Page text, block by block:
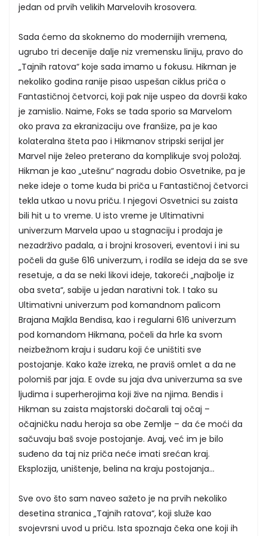
jedan od prvih velikih Marvelovih krosovera.
Sada ćemo da skoknemo do modernijih vremena,
ugrubo tri decenije dalje niz vremensku liniju, pravo do
„Tajnih ratova“ koje sada imamo u fokusu. Hikman je
nekoliko godina ranije pisao uspešan ciklus priča o
Fantastičnoj četvorci, koji pak nije uspeo da dovrši kako
je zamislio. Naime, Foks se tada sporio sa Marvelom
oko prava za ekranizaciju ove franšize, pa je kao
kolateralna šteta pao i Hikmanov stripski serijal jer
Marvel nije želeo preterano da komplikuje svoj položaj.
Hikman je kao „utešnu“ nagradu dobio Osvetnike, pa je
neke ideje o tome kuda bi priča u Fantastičnoj četvorci
tekla utkao u novu priču. I njegovi Osvetnici su zaista
bili hit u to vreme. U isto vreme je Ultimativni
univerzum Marvela upao u stagnaciju i prodaja je
nezadrživo padala, a i brojni krosoveri, eventovi i ini su
počeli da guše 616 univerzum, i rodila se ideja da se sve
resetuje, a da se neki likovi ideje, takoreći „najbolje iz
oba sveta“, sabije u jedan narativni tok. I tako su
Ultimativni univerzum pod komandnom palicom
Brajana Majkla Bendisa, kao i regularni 616 univerzum
pod komandom Hikmana, počeli da hrle ka svom
neizbežnom kraju i sudaru koji će uništiti sve
postojanje. Kako kaže izreka, ne praviš omlet a da ne
polomiš par jaja. E ovde su jaja dva univerzuma sa sve
ljudima i superherojima koji žive na njima. Bendis i
Hikman su zaista majstorski dočarali taj očaj –
očajničku nadu heroja sa obe Zemlje – da će moći da
sačuvaju baš svoje postojanje. Avaj, već im je bilo
suđeno da taj niz priča neće imati srećan kraj.
Eksplozija, uništenje, belina na kraju postojanja...
Sve ovo što sam naveo sažeto je na prvih nekoliko
desetina stranica „Tajnih ratova“, koji služe kao
svojevrsni uvod u priču. Ista spoznaja čeka one koji ih